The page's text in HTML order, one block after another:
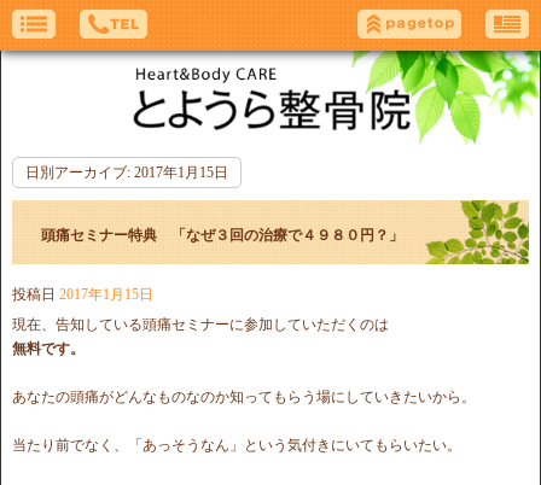
日別アーカイブ: 2017年1月15日
頭痛セミナー特典 「なぜ３回の治療で４９８０円？」
投稿日 2017年1月15日
現在、告知している頭痛セミナーに参加していただくのは
無料です。
あなたの頭痛がどんなものなのか知ってもらう場にしていきたいから。
当たり前でなく、「あっそうなん」という気付きにいてもらいたい。